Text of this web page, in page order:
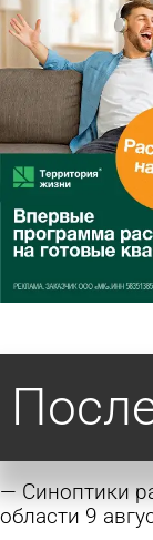
Синоптики
области 9